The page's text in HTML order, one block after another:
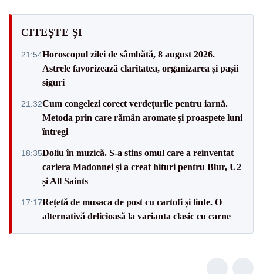
CITEȘTE ȘI
21:54Horoscopul zilei de sâmbătă, 8 august 2026.
Astrele favorizează claritatea, organizarea și pașii
siguri
21:32Cum congelezi corect verdețurile pentru iarnă.
Metoda prin care rămân aromate și proaspete luni
întregi
18:35Doliu în muzică. S-a stins omul care a reinventat
cariera Madonnei și a creat hituri pentru Blur, U2
și All Saints
17:17Rețetă de musaca de post cu cartofi și linte. O
alternativă delicioasă la varianta clasic cu carne